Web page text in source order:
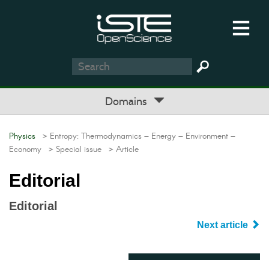
Domains
Physics > Entropy: Thermodynamics – Energy – Environment –
Economy > Special issue > Article
Editorial
Editorial
Next article